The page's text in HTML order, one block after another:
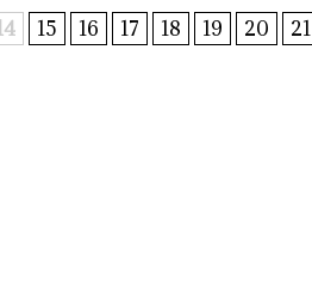
15 16 17 18 19 20 21